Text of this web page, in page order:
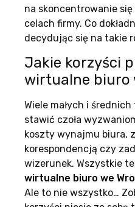
na skoncentrowanie
celach firmy. Co
decydując się na takie
Jakie korzyści
wirtualne biuro
Wiele małych i
stawić czoła
koszty wynajmu biura,
korespondencją czy
wizerunek. Wszystkie
wirtualne biuro we
Ale to nie wszystko…